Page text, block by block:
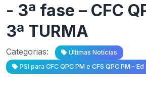
- 3ª fase – CFC
3ª TURMA
Categorias:
Últimas Notícias
PSI para CFC QPC PM e CFS QPC PM -